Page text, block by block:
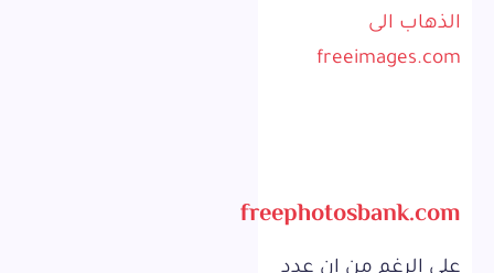
الذهاب الى
freeimages.com
freephotosbank.com